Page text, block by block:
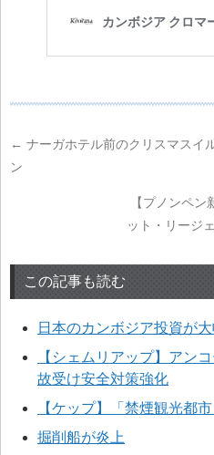
← ナーガホテル前のクリスマスイ
ン
【プノンペ
ット・リージ
この記事も読む
日本のカンボジア投資が
【シェムリアップ】アン
故受け安全対策強化
【ケップ】「禁煙観光都
掘削船が炎上